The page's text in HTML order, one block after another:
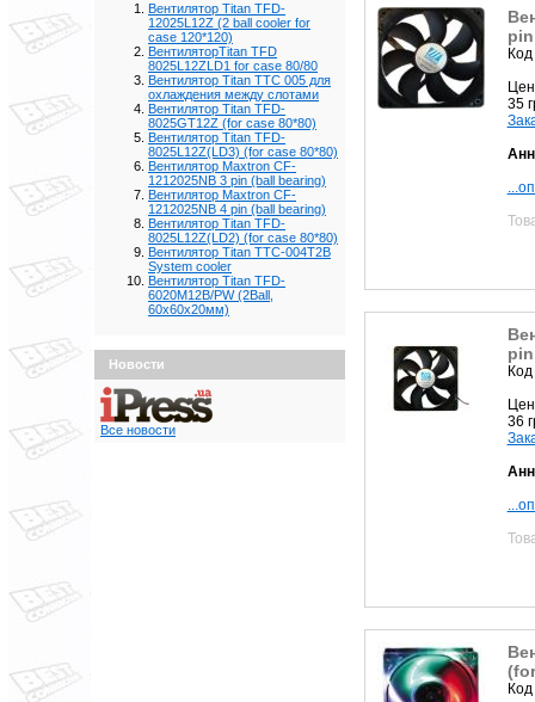
Вентилятор Titan TFD-
12025L12Z (2 ball cooler for
case 120*120)
ВентиляторTitan TFD
8025L12ZLD1 for case 80/80
Вентилятор Titan TTC 005 для
охлаждения между слотами
Вентилятор Titan TFD-
8025GT12Z (for case 80*80)
Вентилятор Titan TFD-
8025L12Z(LD3) (for case 80*80)
Вентилятор Maxtron CF-
1212025NB 3 pin (ball bearing)
Вентилятор Maxtron CF-
1212025NB 4 pin (ball bearing)
Вентилятор Titan TFD-
8025L12Z(LD2) (for case 80*80)
Вентилятор Titan TTC-004T2B
System cooler
Вентилятор Titan TFD-
6020M12B/PW (2Ball,
60х60х20мм)
Новости
Все новости
35
36